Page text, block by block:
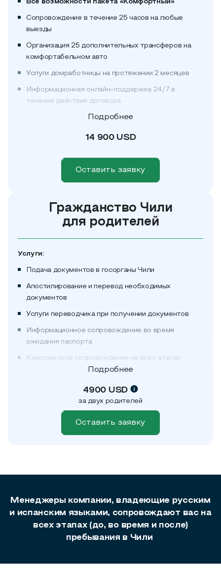
Все возможности пакета «Комфортный»
Сопровождение в течение 25 часов на любые
выезды
Организация 25 дополнительных трансферов на
комфортабельном авто
Услуги домработницы на протяжении 2 месяцев
Информационная онлайн-поддержка 24/7 в
течение действия договора
Организация профессиональной семейной
для старших детей
7 консультаций с юристом по чилийскому
законодательству
по Латинской Америке
Обзорная экскурсия по Сантьяго на автомобиле с
гидом-переводчиком
Сопровождение на приемы к педиатру в течение
месяца после рождения ребенка
Подробнее
14 900 USD
Оставить заявку
Гражданство Чили
для родителей
Услуги:
Подача документов в госорганы Чили
Апостилирование и перевод необходимых
документов
Услуги переводчика при получении документов
Информационное сопровождение во время
ожидания паспорта
Комплексное сопровождение на всех этапах
получения ВНЖ, ПМЖ, гражданства
Обратная связь о статусе документов и процедур
Мгновенная иммиграция
Возможность оформить паспорта Чили для всей
семьи
Подробнее
4900 USD
за двух родителей
Оставить заявку
Менеджеры компании, владеющие русским
и испанским языками, сопровождают вас на
всех этапах (до, во время и после)
пребывания в Чили